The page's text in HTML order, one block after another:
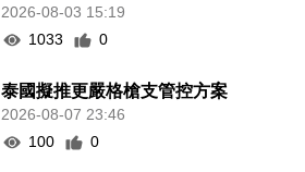
2026-08-03 15:19
1033
0
泰國擬推更嚴格槍支管控方案
2026-08-07 23:46
100
0